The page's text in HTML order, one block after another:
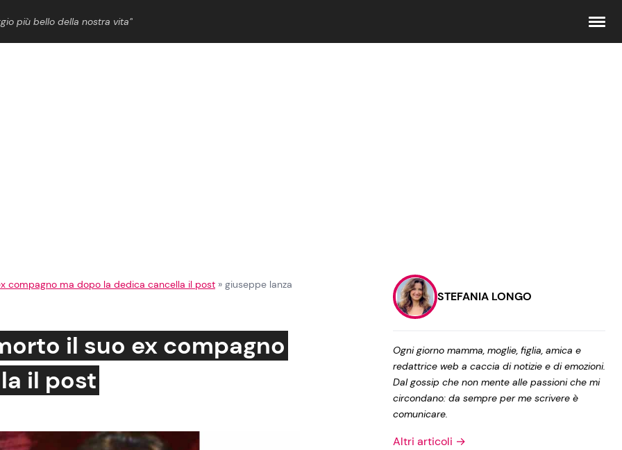
più bello della nostra vita”
Consigli di Cucina
Contattaci
Pubblicità
Privacy Policy
compagno ma dopo la dedica cancella il post » giuseppe lanza
il suo ex compagno
il post
STEFANIA LONGO
Ogni giorno mamma, moglie, figlia, amica e
redattrice web a caccia di notizie e di emozioni.
Dal gossip che non mente alle passioni che mi
circondano: da sempre per me scrivere è
comunicare.
Altri articoli →